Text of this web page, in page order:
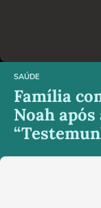
SAÚDE
Família
Noah